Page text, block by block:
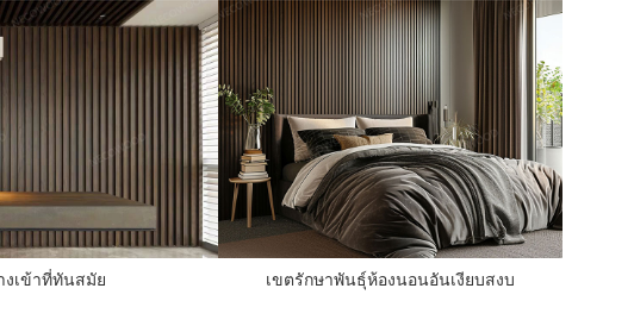
งเข้าที่ทันสมัย เขตรักษาพันธุ์ห้องนอนอันเงียบสงบ